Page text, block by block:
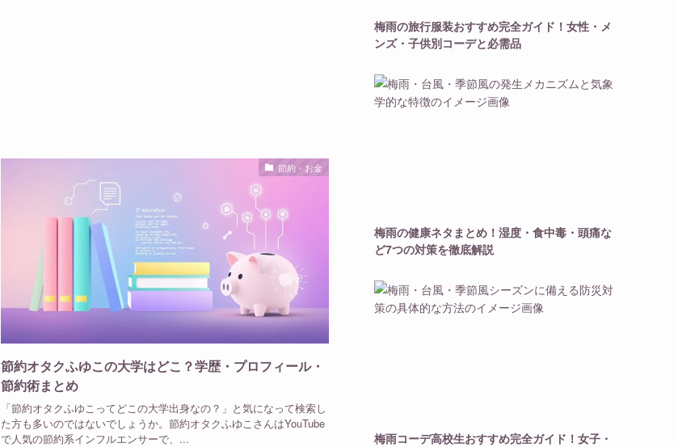
節約・お金
節約オタクふゆこの大学はどこ？学歴・プロフィール・
節約術まとめ
「節約オタクふゆこってどこの大学出身なの？」と気になって検索し
た方も多いのではないでしょうか。節約オタクふゆこさんはYouTube
で人気の節約系インフルエンサーで、...
梅雨の旅行服装おすすめ完全ガイド！女性・メ
ンズ・子供別コーデと必需品
梅雨の健康ネタまとめ！湿度・食中毒・頭痛な
ど7つの対策を徹底解説
梅雨コーデ高校生おすすめ完全ガイド！女子・